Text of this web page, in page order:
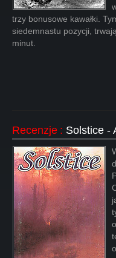
trzy bonusowe kawałki.
siedemnastu pozycji,
minut.
Recenzje : Solstice -